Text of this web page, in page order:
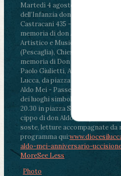
Martedì 4 agosto2026
ore 11:30
dell’Infanzia don Aldo Mei -
Castracani 435 - Inaugurazione
memoria di don Aldo Mei curato
Artistico e Musicale “Passaglia”
(Pescaglia), Chiesa parrocchiale
memoria di Don Aldo Mei
Paolo Giulietti, Arcivescovo di
Lucca, da piazza San Michele al
Aldo Mei - Passeggiata della
dei luoghi simbolo della città.
20.30 in piazza San Michele con
cippo di don Aldo Mei (Porta
soste, letture accompagnate da
programma qui:
aldo-mei-anniversario-
MoreSee Less
Photo